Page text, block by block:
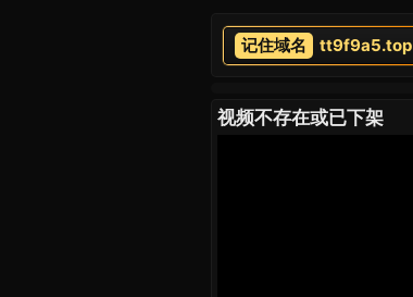
tt9f9a5.top
视频不存在或已下架